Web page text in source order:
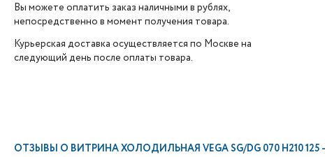
Вы можете оплатить заказ наличными в рублях,
непосредственно в момент получения товара.
Курьерская доставка осуществляется по Москве на
следующий день после оплаты товара.
ОТЗЫВЫ О ВИТРИНА ХОЛОДИЛЬНАЯ VEGA SG/DG 070 H210 125